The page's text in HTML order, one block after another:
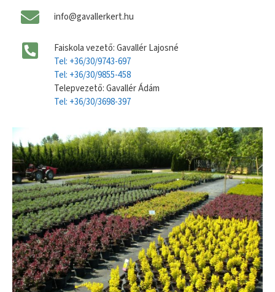
info@gavallerkert.hu
Faiskola vezető: Gavallér Lajosné
Tel: +36/30/9743-697
Tel: +36/30/9855-458
Telepvezető: Gavallér Ádám
Tel: +36/30/3698-397